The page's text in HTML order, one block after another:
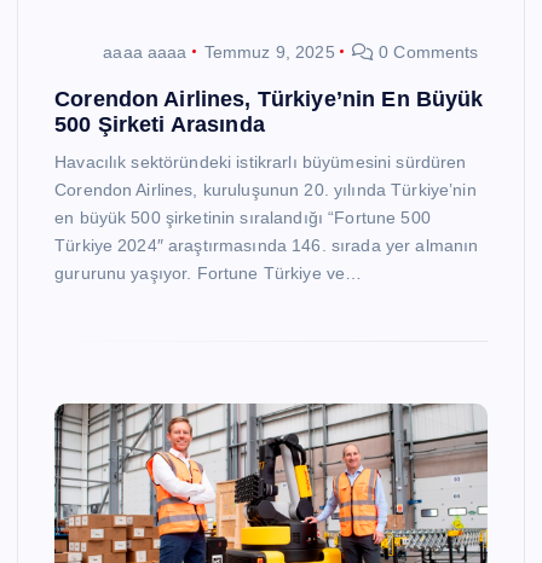
aaaa aaaa Temmuz 9, 2025 0 Comments
Corendon Airlines, Türkiye’nin En Büyük
500 Şirketi Arasında
Havacılık sektöründeki istikrarlı büyümesini sürdüren
Corendon Airlines, kuruluşunun 20. yılında Türkiye’nin
en büyük 500 şirketinin sıralandığı “Fortune 500
Türkiye 2024″ araştırmasında 146. sırada yer almanın
gururunu yaşıyor. Fortune Türkiye ve…